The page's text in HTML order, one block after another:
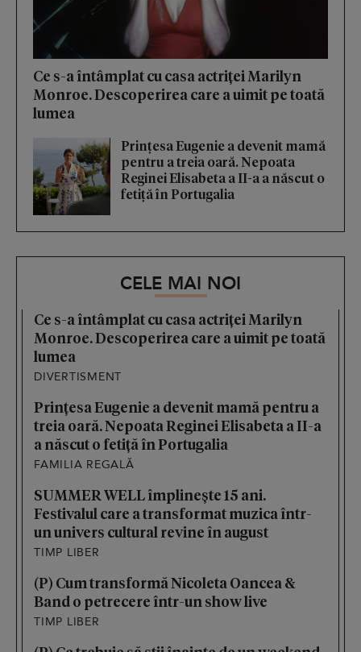
Ce s-a întâmplat cu casa actriței Marilyn
Monroe. Descoperirea care a uimit pe toată
lumea
Prințesa Eugenie a devenit mamă
pentru a treia oară. Nepoata
Reginei Elisabeta a II-a a născut o
fetiță în Portugalia
CELE MAI NOI
Ce s-a întâmplat cu casa actriței Marilyn
Monroe. Descoperirea care a uimit pe toată
lumea
DIVERTISMENT
Prințesa Eugenie a devenit mamă pentru a
treia oară. Nepoata Reginei Elisabeta a II-a
a născut o fetiță în Portugalia
FAMILIA REGALĂ
SUMMER WELL împlinește 15 ani.
Festivalul care a transformat muzica într-
un univers cultural revine în august
TIMP LIBER
(P) Cum transformă Nicoleta Oancea &
Band o petrecere într-un show live
TIMP LIBER